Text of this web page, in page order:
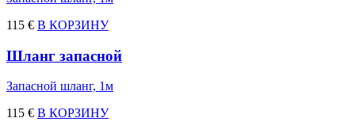
115 € В КОРЗИНУ
Шланг запасной
Запасной шланг, 1м
115 € В КОРЗИНУ